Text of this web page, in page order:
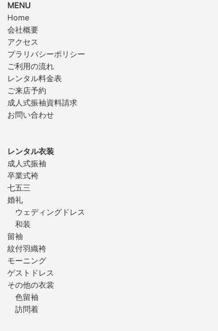
MENU
Home
会社概要
アクセス
プラリバシーポリシー
ご利用の流れ
レンタル料金表
ご来店予約
成人式振袖資料請求
お問い合わせ
レンタル衣装
成人式振袖
卒業式袴
七五三
婚礼
ウェディングドレス
和装
留袖
紋付羽織袴
モーニング
ゲストドレス
その他の衣裳
色留袖
訪問着